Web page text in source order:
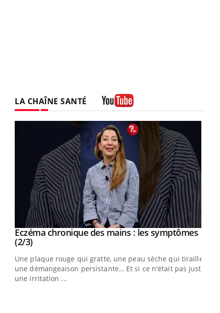
LA CHAÎNE SANTÉ
Youtube
Eczéma chronique des mains : les symptômes
(2/3)Youtube
Une plaque rouge qui gratte, une peau sèche qui tiraille,
une démangeaison persistante… Et si ce n'était pas juste
une irritation ...